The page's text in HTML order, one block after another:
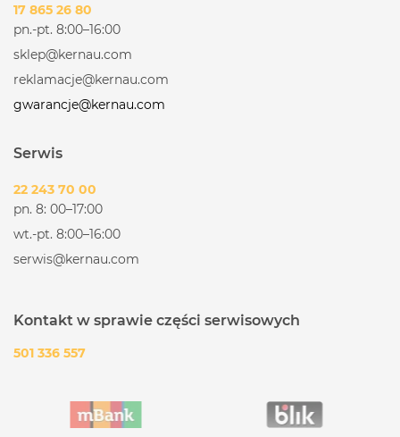
17 865 26 80
pn.-pt. 8:00–16:00
sklep@kernau.com
reklamacje@kernau.com
gwarancje@kernau.com
Serwis
22 243 70 00
pn. 8: 00–17:00
wt.-pt. 8:00–16:00
serwis@kernau.com
Kontakt w sprawie części serwisowych
501 336 557